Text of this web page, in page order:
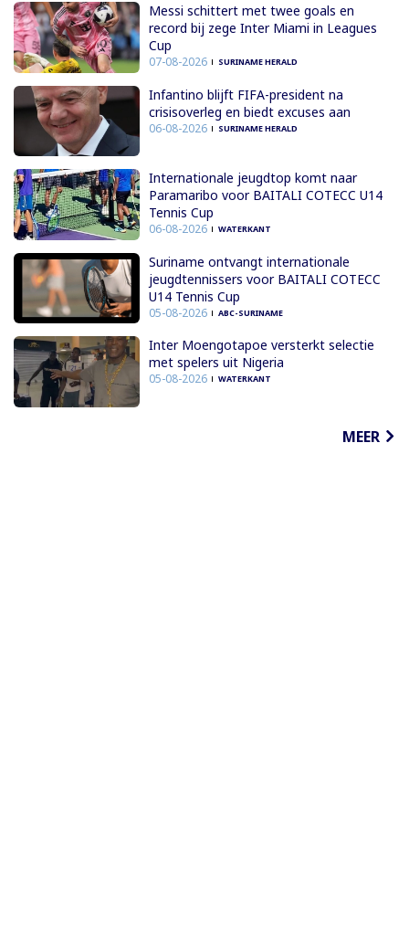
Messi schittert met twee goals en
record bij zege Inter Miami in Leagues
Cup
07-08-2026 SURINAME HERALD
Infantino blijft FIFA-president na
crisisoverleg en biedt excuses aan
06-08-2026 SURINAME HERALD
Internationale jeugdtop komt naar
Paramaribo voor BAITALI COTECC U14
Tennis Cup
06-08-2026 WATERKANT
Suriname ontvangt internationale
jeugdtennissers voor BAITALI COTECC
U14 Tennis Cup
05-08-2026 ABC-SURINAME
Inter Moengotapoe versterkt selectie
met spelers uit Nigeria
05-08-2026 WATERKANT
MEER